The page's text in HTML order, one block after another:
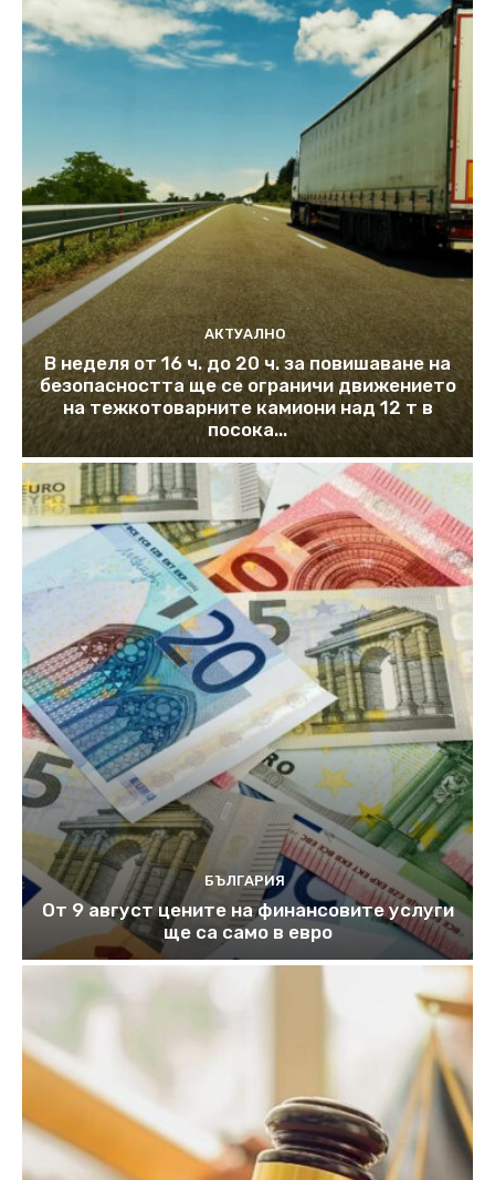
АКТУАЛНО
В неделя от 16 ч. до 20 ч. за повишаване на
безопасността ще се ограничи движението
на тежкотоварните камиони над 12 т в
посока...
БЪЛГАРИЯ
От 9 август цените на финансовите услуги
ще са само в евро